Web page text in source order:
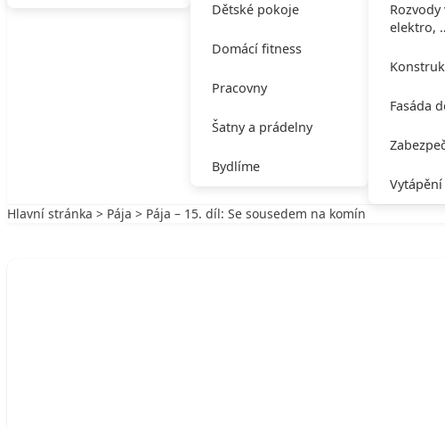
Dětské pokoje
Domácí fitness
Pracovny
Šatny a prádelny
Bydlíme
Rozvody
elektro,
Fasáda
Vytápění
Hlavní stránka > Pája > Pája – 15. díl: Se sousedem na komín